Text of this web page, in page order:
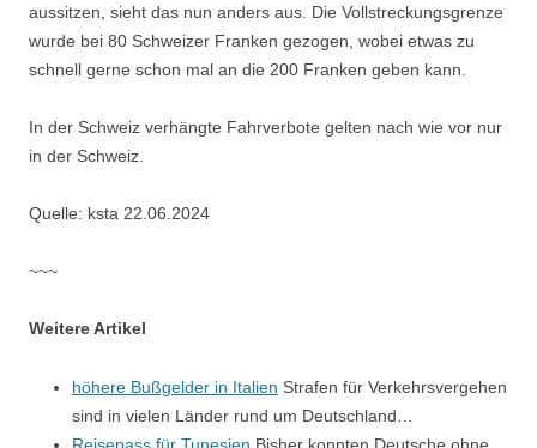
aussitzen, sieht das nun anders aus. Die Vollstreckungsgrenze
wurde bei 80 Schweizer Franken gezogen, wobei etwas zu
schnell gerne schon mal an die 200 Franken geben kann.
In der Schweiz verhängte Fahrverbote gelten nach wie vor nur
in der Schweiz.
Quelle: ksta 22.06.2024
~~~
Weitere Artikel
höhere Bußgelder in Italien Strafen für Verkehrsvergehen
sind in vielen Länder rund um Deutschland…